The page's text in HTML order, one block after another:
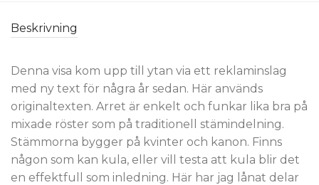
Beskrivning
Denna visa kom upp till ytan via ett reklaminslag
med ny text för några år sedan. Här används
originaltexten. Arret är enkelt och funkar lika bra på
mixade röster som på traditionell stämindelning.
Stämmorna bygger på kvinter och kanon. Finns
någon som kan kula, eller vill testa att kula blir det
en effektfull som inledning. Här har jag lånat delar